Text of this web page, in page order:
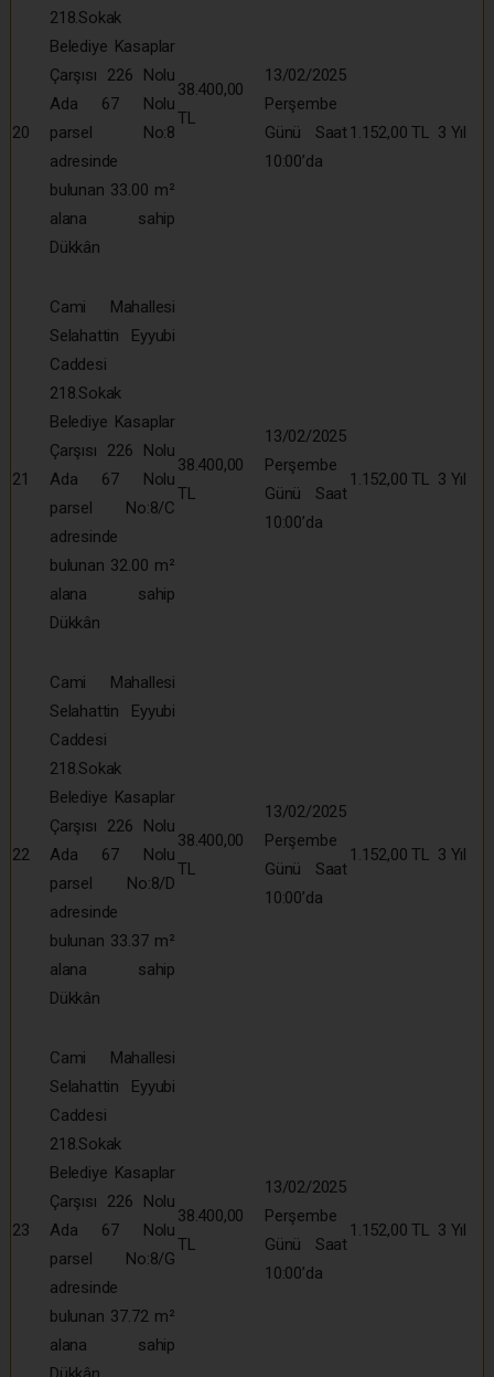
20
218.Sokak
Belediye Kasaplar
Çarşısı 226 Nolu
Ada 67 Nolu
parsel No:8
adresinde
bulunan 33.00 m²
alana sahip
Dükkân
38.400,00
TL
13/02/2025
Perşembe
Günü Saat
10:00’da
1.152,00 TL 3 Yıl
21
Cami Mahallesi
Selahattin Eyyubi
Caddesi
218.Sokak
Belediye Kasaplar
Çarşısı 226 Nolu
Ada 67 Nolu
parsel No:8/C
adresinde
bulunan 32.00 m²
alana sahip
Dükkân
38.400,00
TL
13/02/2025
Perşembe
Günü Saat
10:00’da
1.152,00 TL 3 Yıl
22
Cami Mahallesi
Selahattin Eyyubi
Caddesi
218.Sokak
Belediye Kasaplar
Çarşısı 226 Nolu
Ada 67 Nolu
parsel No:8/D
adresinde
bulunan 33.37 m²
alana sahip
Dükkân
38.400,00
TL
13/02/2025
Perşembe
Günü Saat
10:00’da
1.152,00 TL 3 Yıl
23
Cami Mahallesi
Selahattin Eyyubi
Caddesi
218.Sokak
Belediye Kasaplar
Çarşısı 226 Nolu
Ada 67 Nolu
parsel No:8/G
adresinde
bulunan 37.72 m²
alana sahip
38.400,00
TL
13/02/2025
Perşembe
Günü Saat
10:00’da
1.152,00 TL 3 Yıl